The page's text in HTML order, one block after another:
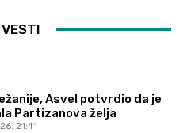
Asvel potvrdio da je
Partizanova želja
21:41